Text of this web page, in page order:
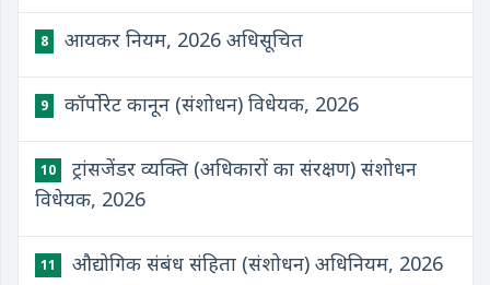
8 आयकर नियम, 2026 अधिसूचित
9 कॉर्पोरेट कानून (संशोधन) विधेयक, 2026
10
ट्रांसजेंडर व्यक्ति (अधिकारों का संरक्षण) संशोधन
विधेयक, 2026
11 औद्योगिक संबंध संहिता (संशोधन) अधिनियम, 2026